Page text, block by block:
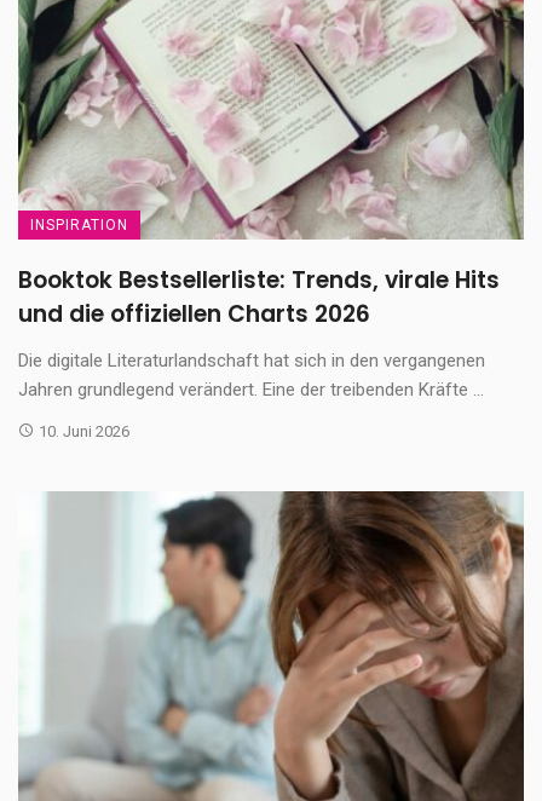
INSPIRATION
Booktok Bestsellerliste: Trends, virale Hits
und die offiziellen Charts 2026
Die digitale Literaturlandschaft hat sich in den vergangenen
Jahren grundlegend verändert. Eine der treibenden Kräfte ...
10. Juni 2026